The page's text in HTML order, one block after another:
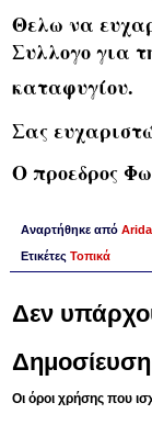
Θελω να
Συλλογο για
καταφυγίου.
Σας
Ο προεδρος
Αναρτήθηκε από
Ετικέτες Τοπικά
Δεν
Οι όροι χρήσης που